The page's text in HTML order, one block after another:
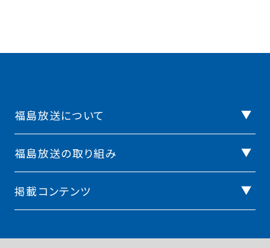
福島放送について
福島放送の取り組み
掲載コンテンツ